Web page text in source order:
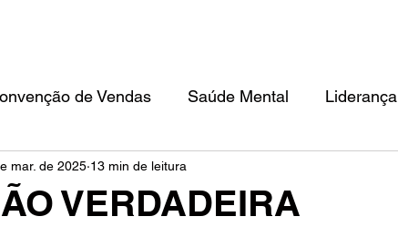
de Vendas Saúde Mental Liderança
VERDADEIRA
mar. de 2025 13 min de leitura